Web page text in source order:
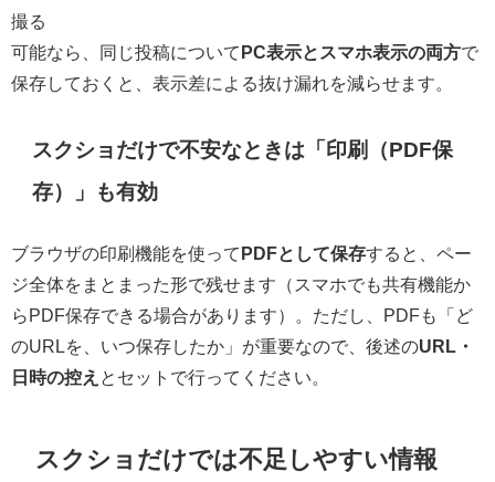
撮る
可能なら、同じ投稿について PC表示とスマホ表示の両方で
保存しておくと、表示差による抜け漏れを減らせます。
スクショだけで不安なときは「印刷（PDF保
存）」も有効
ブラウザの印刷機能を使ってPDFとして保存すると、ペー
ジ全体をまとまった形で残せます（スマホでも共有機能か
らPDF保存できる場合があります）。ただし、PDFも「ど
のURLを、いつ保存したか」が重要なので、後述のURL・
日時の控え とセットで行ってください。
スクショだけでは不足しやすい情報